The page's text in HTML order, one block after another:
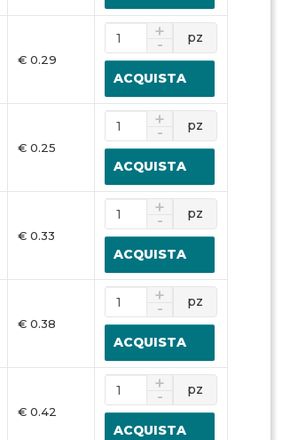
€ 0.29
pz
ACQUISTA
€ 0.25
pz
ACQUISTA
€ 0.33
pz
ACQUISTA
€ 0.38
pz
ACQUISTA
€ 0.42
pz
ACQUISTA